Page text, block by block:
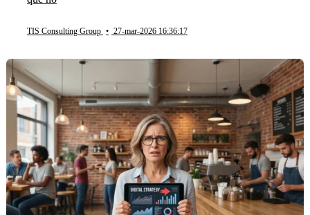
TIS Consulting Group • 27-mar-2026 16:36:17